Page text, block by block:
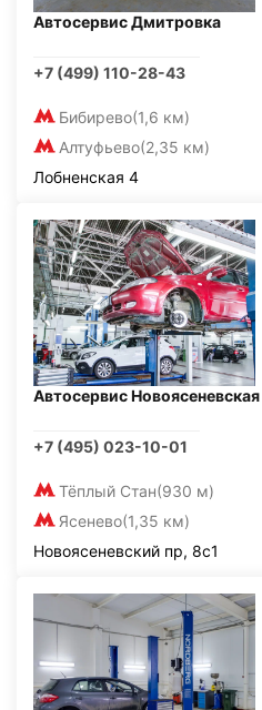
Автосервис Дмитровка
+7 (499) 110-28-43
Бибирево(1,6 км)
Алтуфьево(2,35 км)
Лобненская 4
Автосервис Новоясеневская
+7 (495) 023-10-01
Тёплый Стан(930 м)
Ясенево(1,35 км)
Новоясеневский пр, 8с1